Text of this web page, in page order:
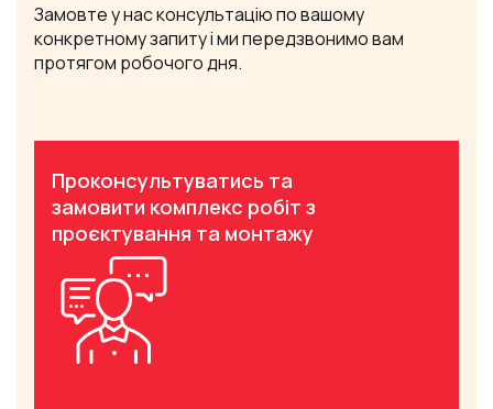
Замовте у нас консультацію по вашому
конкретному запиту і ми передзвонимо вам
протягом робочого дня.
Проконсультуватись та
замовити комплекс робіт з
проєктування та монтажу